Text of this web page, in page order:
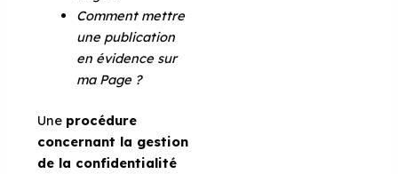
Comment mettre
une publication
en évidence sur
ma Page ?
Une procédure
concernant la gestion
de la confidentialité